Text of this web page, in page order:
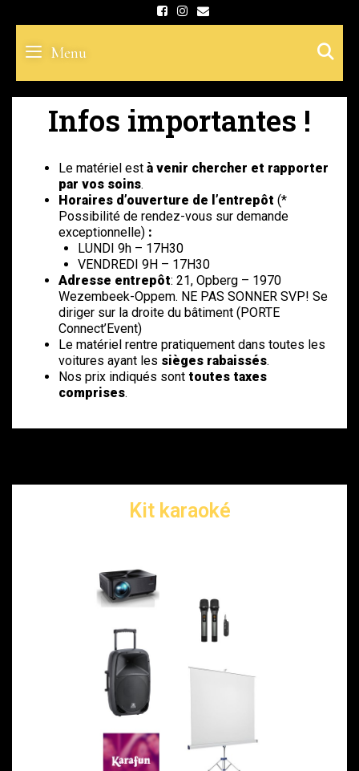
contentMenu
Infos importantes !
Le matériel est à venir chercher et rapporter
par vos soins.
Horaires d’ouverture de l’entrepôt (*
Possibilité de rendez-vous sur demande
exceptionnelle) :
LUNDI 9h – 17H30
VENDREDI 9H – 17H30
Adresse entrepôt: 21, Opberg – 1970
Wezembeek-Oppem. NE PAS SONNER SVP! Se
diriger sur la droite du bâtiment (PORTE
Connect’Event)
Le matériel rentre pratiquement dans toutes les
voitures ayant les sièges rabaissés.
Nos prix indiqués sont toutes taxes
comprises.
Kit karaoké